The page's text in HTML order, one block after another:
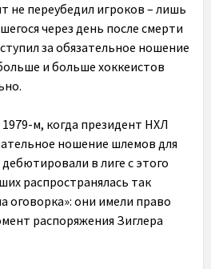
не переубедил игроков – лишь
через день после смерти
за обязательное ношение
и больше хоккеистов
м, когда президент НХЛ
ношение шлемов для
в лиге с этого
распространялась так
оговорка»: они имели право
распоряжения Зиглера